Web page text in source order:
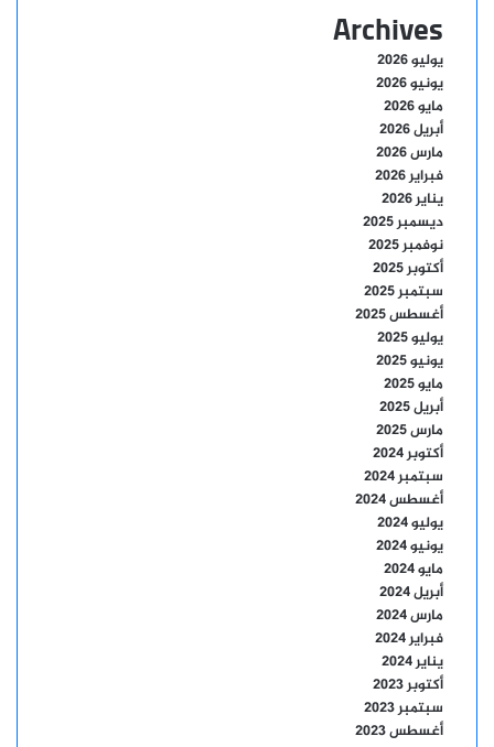
Archives
يوليو 2026
يونيو 2026
مايو 2026
أبريل 2026
مارس 2026
فبراير 2026
يناير 2026
ديسمبر 2025
نوفمبر 2025
أكتوبر 2025
سبتمبر 2025
أغسطس 2025
يوليو 2025
يونيو 2025
مايو 2025
أبريل 2025
مارس 2025
أكتوبر 2024
سبتمبر 2024
أغسطس 2024
يوليو 2024
يونيو 2024
مايو 2024
أبريل 2024
مارس 2024
فبراير 2024
يناير 2024
أكتوبر 2023
سبتمبر 2023
أغسطس 2023